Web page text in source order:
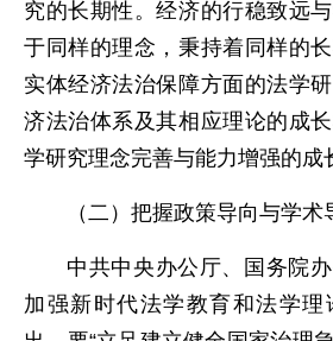
究的长期性。经济的行稳致远
于同样的理念，秉持着同样的
实体经济法治保障方面的法学
济法治体系及其相应理论的成
学研究理念完善与能力增强的成
（二）把握政策导向与学
中共中央办公厅、国务院
加强新时代法学教育和法学理